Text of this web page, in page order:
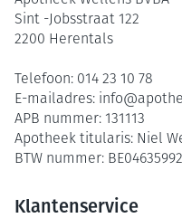
Sint -Jobsstraat 122
2200 Herentals
Telefoon: 014 23 10 78
E-mailadres: info@
APB nummer: 131113
Apotheek titularis: Niel
BTW nummer:
Klantenservice